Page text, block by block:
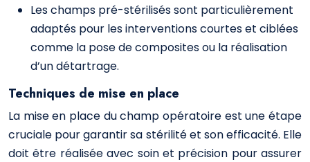
Les champs pré-stérilisés sont particulièrement
adaptés pour les interventions courtes et ciblées
comme la pose de composites ou la réalisation
d’un détartrage.
Techniques de mise en place
La mise en place du champ opératoire est une étape
cruciale pour garantir sa stérilité et son efficacité. Elle
doit être réalisée avec soin et précision pour assurer